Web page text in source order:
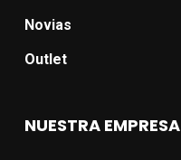
Novias
Outlet
NUESTRA EMPRESA